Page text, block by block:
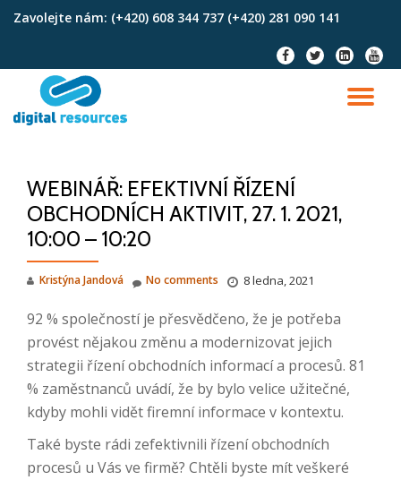
Zavolejte nám: (+420) 608 344 737 (+420) 281 090 141
fa-
facebook
fa-
twitter
fa-
linkedin-
square
fa-
WEBINÁŘ: EFEKTIVNÍ ŘÍZENÍ
OBCHODNÍCH AKTIVIT, 27. 1. 2021,
10:00 – 10:20
Kristýna Jandová 8 ledna, 2021
No comments
92 % společností je přesvědčeno, že je potřeba
provést nějakou změnu a modernizovat jejich
strategii řízení obchodních informací a procesů. 81
% zaměstnanců uvádí, že by bylo velice užitečné,
kdyby mohli vidět firemní informace v kontextu.
Také byste rádi zefektivnili řízení obchodních
procesů u Vás ve firmě? Chtěli byste mít veškeré